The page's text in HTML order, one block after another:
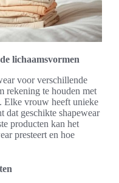
lichaamsvormen
voor verschillende
rekening te houden met
Elke vrouw heeft unieke
dat geschikte shapewear
producten kan het
presteert en hoe